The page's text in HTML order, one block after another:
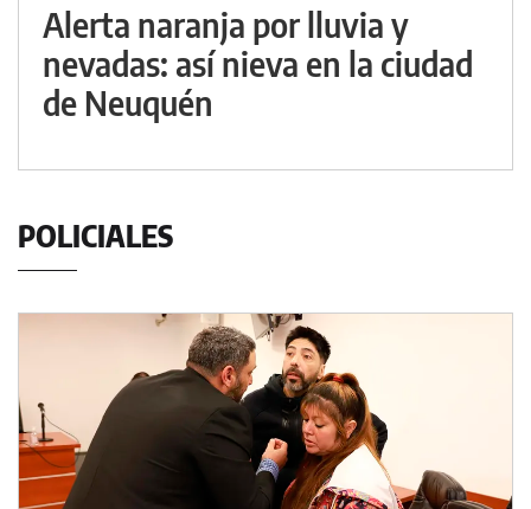
Alerta naranja por lluvia y
nevadas: así nieva en la ciudad
de Neuquén
POLICIALES